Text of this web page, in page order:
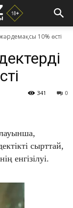
10% өсті
0
341
сырттай,
енгізілуі.